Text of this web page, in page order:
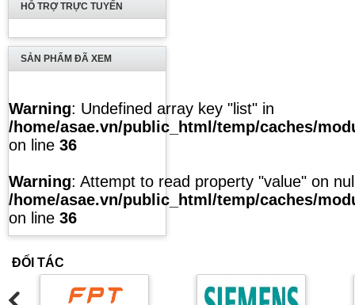
HỖ TRỢ TRỰC TUYẾN
SẢN PHẨM ĐÃ XEM
Warning: Undefined array key "list" in
/home/asae.vn/public_html/temp/caches/
on line 36
Warning: Attempt to read property "value" on
/home/asae.vn/public_html/temp/caches/
on line 36
ĐỐI TÁC